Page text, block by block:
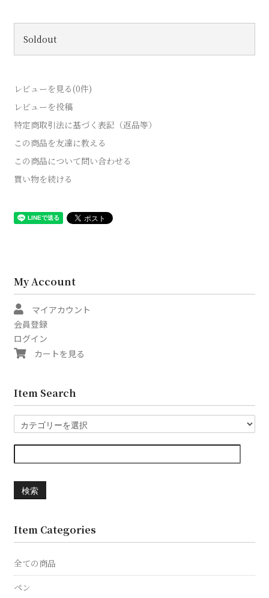
Soldout
レビューを見る(0件)
レビューを投稿
特定商取引法に基づく表記（返品等）
この商品を友達に教える
この商品について問い合わせる
買い物を続ける
My Account
マイアカウント
会員登録
ログイン
カートを見る
Item Search
検索
Item Categories
全ての商品
ペン